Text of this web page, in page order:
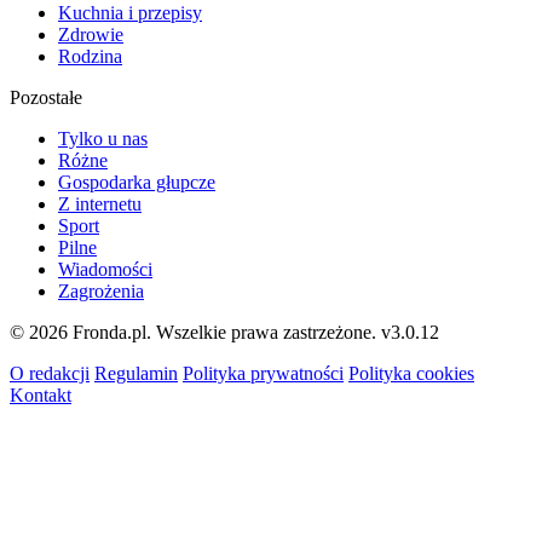
Kuchnia i przepisy
Zdrowie
Rodzina
Pozostałe
Tylko u nas
Różne
Gospodarka głupcze
Z internetu
Sport
Pilne
Wiadomości
Zagrożenia
© 2026 Fronda.pl. Wszelkie prawa zastrzeżone. v3.0.12
O redakcji Regulamin Polityka prywatności Polityka cookies
Kontakt